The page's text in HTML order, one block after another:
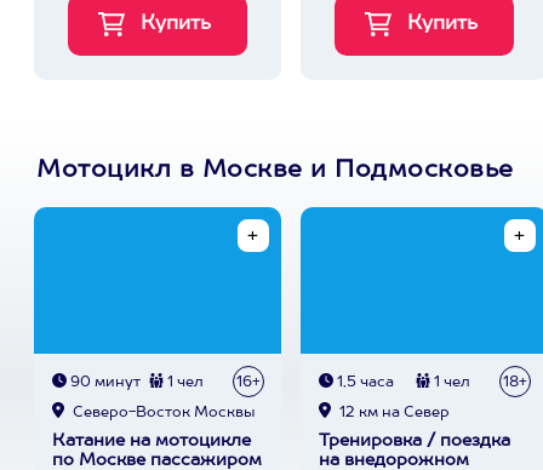
Мотоцикл в Москве и Подмосковье
90 минут 1 чел 16+
Северо-Восток Москвы
Катание на мотоцикле
по Москве пассажиром
1,5 часа 1 чел 18+
12 км на Север
Тренировка / поездка
на внедорожном